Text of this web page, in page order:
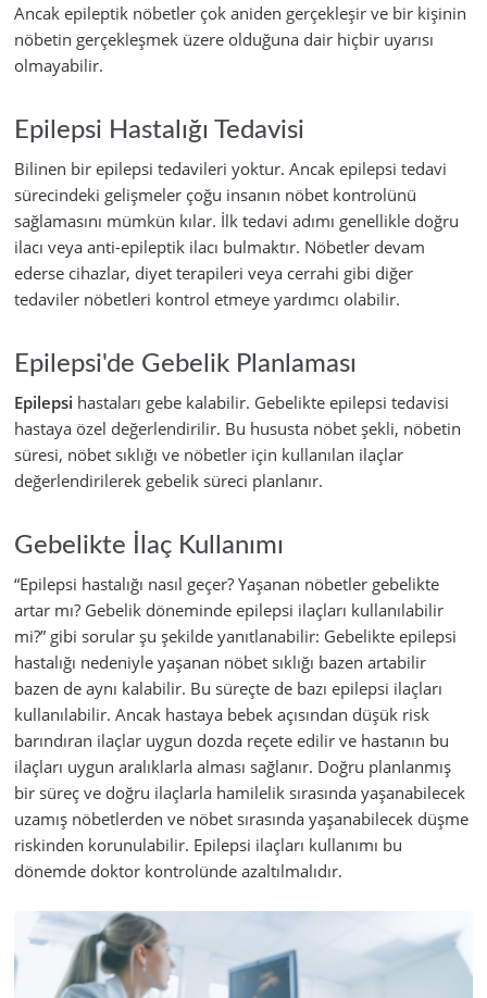
Ancak epileptik nöbetler çok aniden gerçekleşir ve bir kişinin
nöbetin gerçekleşmek üzere olduğuna dair hiçbir uyarısı
olmayabilir.
Epilepsi Hastalığı Tedavisi
Bilinen bir epilepsi tedavileri yoktur. Ancak epilepsi tedavi
sürecindeki gelişmeler çoğu insanın nöbet kontrolünü
sağlamasını mümkün kılar. İlk tedavi adımı genellikle doğru
ilacı veya anti-epileptik ilacı bulmaktır. Nöbetler devam
ederse cihazlar, diyet terapileri veya cerrahi gibi diğer
tedaviler nöbetleri kontrol etmeye yardımcı olabilir.
Epilepsi'de Gebelik Planlaması
Epilepsi hastaları gebe kalabilir. Gebelikte epilepsi tedavisi
hastaya özel değerlendirilir. Bu hususta nöbet şekli, nöbetin
süresi, nöbet sıklığı ve nöbetler için kullanılan ilaçlar
değerlendirilerek gebelik süreci planlanır.
Gebelikte İlaç Kullanımı
“Epilepsi hastalığı nasıl geçer? Yaşanan nöbetler gebelikte
artar mı? Gebelik döneminde epilepsi ilaçları kullanılabilir
mi?” gibi sorular şu şekilde yanıtlanabilir: Gebelikte epilepsi
hastalığı nedeniyle yaşanan nöbet sıklığı bazen artabilir
bazen de aynı kalabilir. Bu süreçte de bazı epilepsi ilaçları
kullanılabilir. Ancak hastaya bebek açısından düşük risk
barındıran ilaçlar uygun dozda reçete edilir ve hastanın bu
ilaçları uygun aralıklarla alması sağlanır. Doğru planlanmış
bir süreç ve doğru ilaçlarla hamilelik sırasında yaşanabilecek
uzamış nöbetlerden ve nöbet sırasında yaşanabilecek düşme
riskinden korunulabilir. Epilepsi ilaçları kullanımı bu
dönemde doktor kontrolünde azaltılmalıdır.